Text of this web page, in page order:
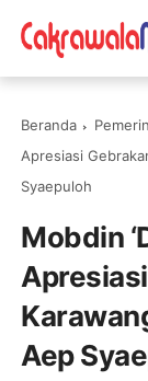
Beranda
Apresiasi
Syaepuloh
Mobdin
Aep